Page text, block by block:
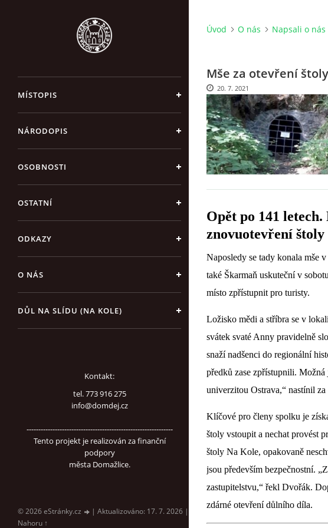
MÍSTOPIS
NÁRODOPIS
OSOBNOSTI
OSTATNÍ
ODKAZY
O NÁS
DŮL NA SLÍDU (NA KOLE)
Kontakt:
tel. 773 916 275
info@domdej.cz
--------------------------------------------------------------
Tento projekt je realizován za finanční
podpory
města Domažlice.
© 2026 eStránky.cz | Aktualizováno: 17. 7. 2026 |
Nahoru ↑
Úvod O nás Napsali o nás
Mše za otevření štoly
20. 7. 2021
Opět po 141
znovuotevření
Naposledy se tady konala mše
také Škarmaň uskuteční v
místo zpřístupnit pro turisty.
Ložisko mědi a stříbra se v
svátek svaté Anny pravidelně
snaží nadšenci do regionální
předků zase zpřístupnili.
univerzitou Ostrava,“ nastínil
Klíčové pro členy spolku je
štoly vstoupit a nechat provést
štoly Na Kole, opakovaně
jsou především bezpečnostní.
zastupitelstvu,“ řekl Dvořák.
zdárné otevření důlního díla.